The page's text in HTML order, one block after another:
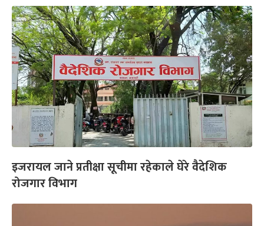
इजरायल जाने प्रतीक्षा सूचीमा रहेकाले घेरे वैदेशिक
रोजगार विभाग